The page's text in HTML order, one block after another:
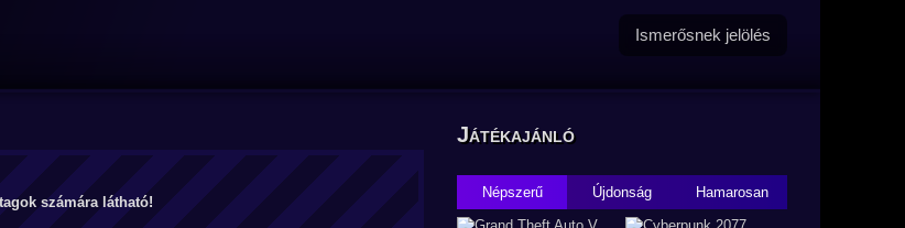
Ismerősnek jelölés
számára látható!
Játékajánló
Népszerű Újdonság Hamarosan